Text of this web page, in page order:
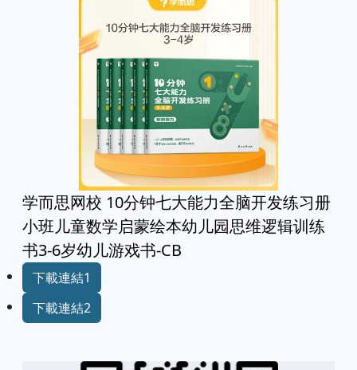
学而思网校 10分钟七大能力全脑开发练习册
小班儿童数学启蒙绘本幼儿园思维逻辑训练
书3-6岁幼儿游戏书-CB
下載連結1
下載連結2